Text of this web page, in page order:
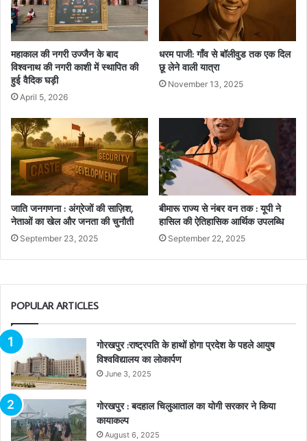
महाकाल की नगरी उज्जैन के बाद
विश्वनाथ की नगरी काशी में स्थापित की
हुई वैदिक घड़ी
April 5, 2026
धरम पाजी: गाँव से बॉलीवुड तक एक दिल
छू लेने वाली यात्रा
November 13, 2025
जाति जनगणना : अंग्रेजों की साज़िश,
नेताओं का खेल और जनता की चुनौती
September 23, 2025
बीमारू राज्य से नंबर वन तक : यूपी ने
हासिल की ऐतिहासिक आर्थिक उपलब्धि
September 22, 2025
POPULAR ARTICLES
गोरखपुर :राष्ट्रपति के हाथों होगा प्रदेश के पहले आयुष
विश्वविद्यालय का लोकार्पण
June 3, 2025
गोरखपुर : बदहाल चिलुआताल का योगी सरकार ने किया
कायाकल्प
August 6, 2025